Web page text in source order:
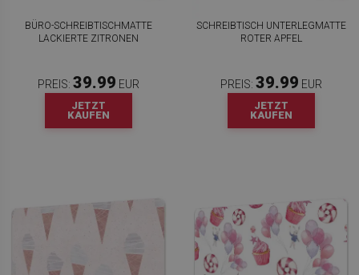
BÜRO-SCHREIBTISCHMATTE
LACKIERTE ZITRONEN
PREIS: 39.99 EUR
JETZT
KAUFEN
SCHREIBTISCH UNTERLEGMATTE
ROTER APFEL
PREIS: 39.99 EUR
JETZT
KAUFEN